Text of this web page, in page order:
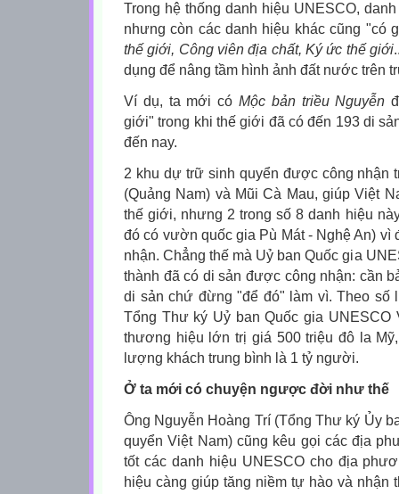
Trong hệ thống danh hiệu UNESCO,
nhưng còn các danh hiệu khác cũng "có
thế giới, Công viên địa chất, Ký ức thế giới
dụng để nâng tầm hình ảnh đất nước trên
Ví dụ, ta mới có Mộc bản triều Nguyễn
giới" trong khi thế giới đã có đến 193 di
đến nay.
2 khu dự trữ sinh quyển được công nhận
(Quảng Nam) và Mũi Cà Mau, giúp Việt
thế giới, nhưng 2 trong số 8 danh hiệu
đó có vườn quốc gia Pù Mát - Nghệ An)
nhận. Chẳng thế mà Uỷ ban Quốc gia
thành đã có di sản được công nhận: cần
di sản chứ đừng "để đó" làm vì. Theo số
Tổng Thư ký Uỷ ban Quốc gia UNESCO
thương hiệu lớn trị giá 500 triệu đô la
lượng khách trung bình là 1 tỷ người.
Ở ta mới có chuyện ngược đời như thế
Ông Nguyễn Hoàng Trí (Tổng Thư ký Ủy
quyển Việt Nam) cũng kêu gọi các địa
tốt các danh hiệu UNESCO cho địa
hiệu càng giúp tăng niềm tự hào và